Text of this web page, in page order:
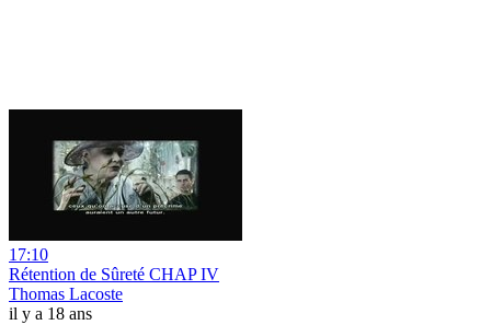
17:10
Rétention de Sûreté CHAP IV
Thomas Lacoste
il y a 18 ans